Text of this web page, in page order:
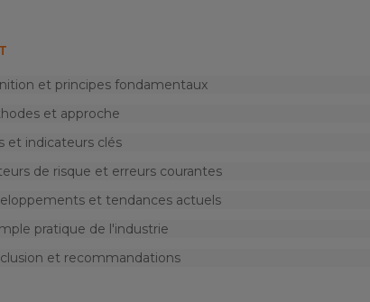
et principes fondamentaux
et approche
et indicateurs clés
de risque et erreurs courantes
et tendances actuels
pratique de l'industrie
et recommandations